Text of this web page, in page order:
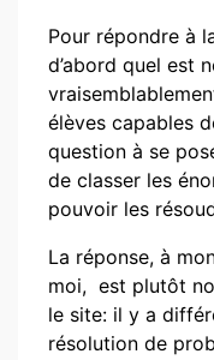
Pour répondre à
d’abord quel est
élèves capables
question à se
de classer les
pouvoir les
La réponse, à
moi, est plutôt
le site: il y a
résolution de